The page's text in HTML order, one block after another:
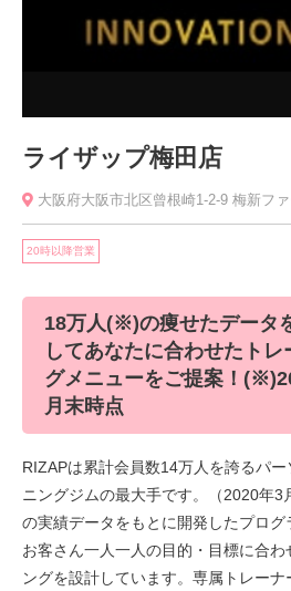
ライザップ梅田店
大阪府大阪市北区曾根崎1-2-9 梅新フ
20時以降営業
18万人(※)の痩せたデータ
してあなたに合わせたトレ
グメニューをご提案！
月末時点
RIZAPは累計会員数14万人を誇るパー
ニングジムの最大手です。（2020年3
の実績データをもとに開発したプログ
お客さん一人一人の目的・目標に合わ
ングを設計しています。専属トレーナ